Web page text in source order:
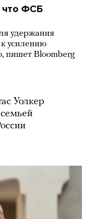
что ФСБ
удержания
усилению
пишет Bloomberg
Уолкер
семьей